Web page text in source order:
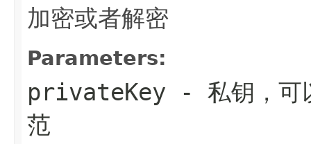
加密或者解密
Parameters:
privateKey - 私钥，可
范